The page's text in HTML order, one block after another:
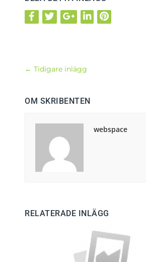
← Tidigare inlägg
OM SKRIBENTEN
webspace
RELATERADE INLÄGG